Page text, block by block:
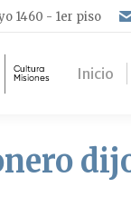
1460 - 1er piso
Inicio